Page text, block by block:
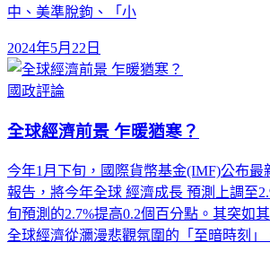
中、美準脫鉤、「小
2024年5月22日
國政評論
全球經濟前景 乍暖猶寒？
今年1月下旬，國際貨幣基金(IMF)公布最
報告，將今年全球 經濟成長 預測上調至
旬預測的2.7%提高0.2個百分點。其突如
全球經濟從瀰漫悲觀氛圍的「至暗時刻